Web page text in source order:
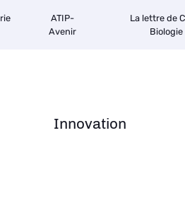
Innovation
ATIP-
Avenir
La lettre de
Biologie